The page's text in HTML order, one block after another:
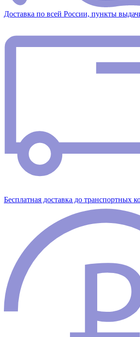
Доставка по всей России, пункты
Бесплатная доставка до транспортных